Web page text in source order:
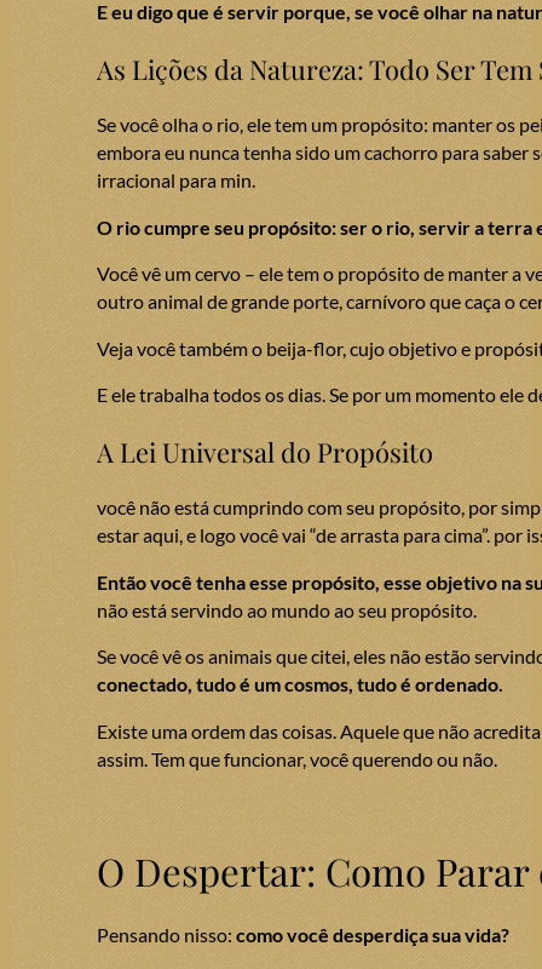
E eu digo que é servir porque, se você olhar na
As Lições da Natureza: Todo Ser Tem
Se você olha o rio, ele tem um propósito: manter os
embora eu nunca tenha sido um cachorro para saber
irracional para min.
O rio cumpre seu propósito: ser o rio, servir a terra
Você vê um cervo – ele tem o propósito de manter a
outro animal de grande porte, carnívoro que caça o
Veja você também o beija-flor, cujo objetivo e
E ele trabalha todos os dias. Se por um momento ele
A Lei Universal do Propósito
você não está cumprindo com seu propósito, por
estar aqui, e logo você vai “de arrasta para cima”.
Então você tenha esse propósito, esse objetivo na
não está servindo ao mundo ao seu propósito.
Se você vê os animais que citei, eles não estão
conectado, tudo é um cosmos, tudo é ordenado.
Existe uma ordem das coisas. Aquele que não
assim. Tem que funcionar, você querendo ou não.
O Despertar: Como
Pensando nisso:como você desperdiça sua vida?